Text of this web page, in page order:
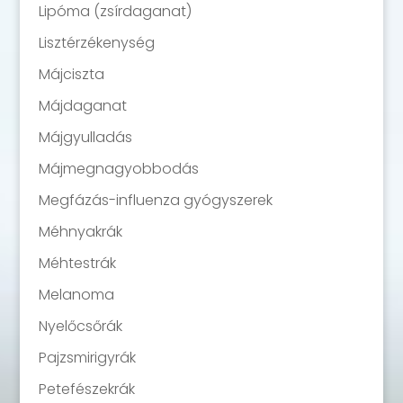
Lipóma (zsírdaganat)
Lisztérzékenység
Májciszta
Májdaganat
Májgyulladás
Májmegnagyobbodás
Megfázás-influenza gyógyszerek
Méhnyakrák
Méhtestrák
Melanoma
Nyelőcsőrák
Pajzsmirigyrák
Petefészekrák